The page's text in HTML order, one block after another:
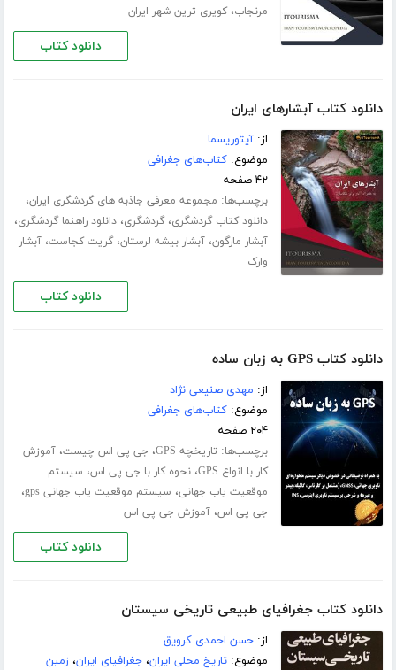
مرنجاب،کویری ترین شهر ایران
دانلود کتاب
دانلود کتاب آبشارهای ایران
از:آیتوریسما
موضوع:کتاب‌های جغرافی
۴۲ صفحه
برچسب‌ها: مجموعه معرفی جاذبه های گردشگری ایران،
دانلود کتاب گردشگری،گردشگری،دانلود راهنما گردشگری،
آبشار مارگون،آبشار بیشه لرستان،گریت کجاست،آبشار
وارک
دانلود کتاب
دانلود کتاب GPS به زبان ساده
از: مهدی صنیعی نژاد
موضوع:کتاب‌های جغرافی
۲۰۴ صفحه
برچسب‌ها: تاریخچه GPS ، جی پی اس چیست،آموزش
کار با انواع GPS
،نحوه کار با جی پی اس، سیستم
موقعیت یاب جهانی، سیستم موقعیت یاب جهانی gps ،
جی پی اس،آموزش جی پی اس
دانلود کتاب
دانلود کتاب جغرافیای طبیعی تاریخی سیستان
از:حسن احمدی کرویق
موضوع:تاریخ محلی ایران،جغرافیای ایران،زمین